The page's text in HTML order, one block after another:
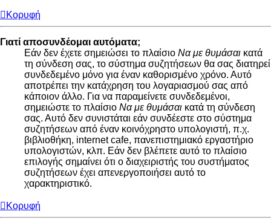
Κορυφή
Γιατί αποσυνδέομαι αυτόματα;
Εάν δεν έχετε σημειώσει το πλαίσιο Να με θυμάσαι κατά
τη σύνδεση σας, το σύστημα συζητήσεων θα σας διατηρεί
συνδεδεμένο μόνο για έναν καθορισμένο χρόνο. Αυτό
αποτρέπει την κατάχρηση του λογαριασμού σας από
κάποιον άλλο. Για να παραμείνετε συνδεδεμένοι,
σημειώστε το πλαίσιο Να με θυμάσαι κατά τη σύνδεση
σας. Αυτό δεν συνιστάται εάν συνδέεστε στο σύστημα
συζητήσεων από έναν κοινόχρηστο υπολογιστή, π.χ.
βιβλιοθήκη, internet cafe, πανεπιστημιακό εργαστήριο
υπολογιστών, κλπ. Εάν δεν βλέπετε αυτό το πλαίσιο
επιλογής σημαίνει ότι ο διαχειριστής του συστήματος
συζητήσεων έχει απενεργοποιήσει αυτό το
χαρακτηριστικό.
Κορυφή